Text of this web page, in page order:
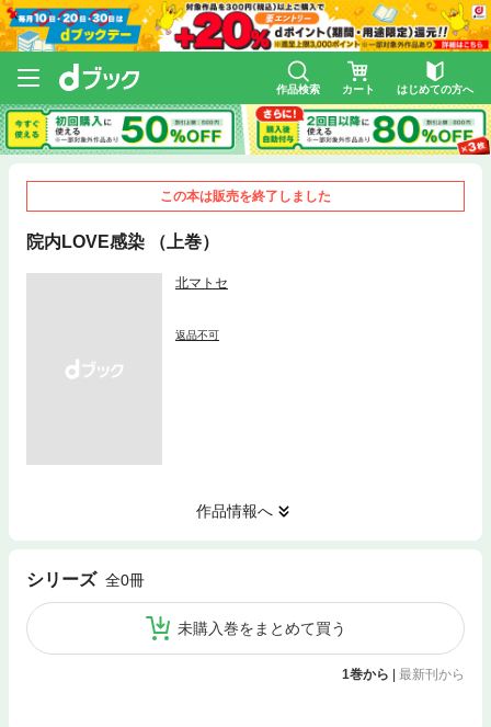
作品検索 カート はじめての方へ
この本は販売を終了しました
院内LOVE感染 （上巻）
北マトセ
返品不可
作品情報へ
シリーズ 全0冊
未購入巻をまとめて買う
1巻から 最新刊から